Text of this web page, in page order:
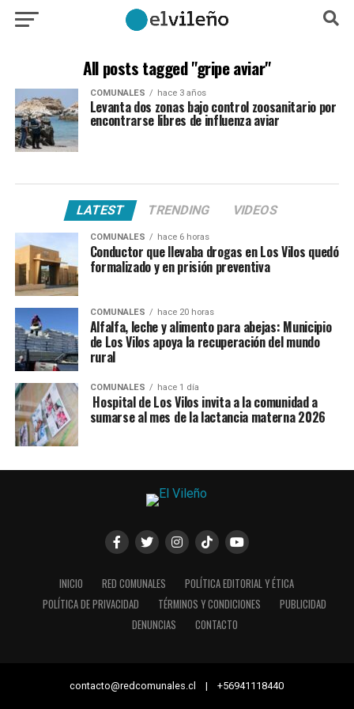
All posts tagged "gripe aviar"
COMUNALES hace 3 años
Levanta dos zonas bajo control zoosanitario por
encontrarse libres de influenza aviar
LATEST TRENDING VIDEOS
COMUNALES hace 6 horas
Conductor que llevaba drogas en Los Vilos quedó
formalizado y en prisión preventiva
COMUNALES hace 20 horas
Alfalfa, leche y alimento para abejas: Municipio
de Los Vilos apoya la recuperación del mundo
rural
COMUNALES hace 1 día
Hospital de Los Vilos invita a la comunidad a
sumarse al mes de la lactancia materna 2026
INICIO RED COMUNALES
POLÍTICA EDITORIAL Y ÉTICA
POLÍTICA DE PRIVACIDAD
TÉRMINOS Y CONDICIONES
PUBLICIDAD
DENUNCIAS
CONTACTO
contacto@redcomunales.cl | +56941118440